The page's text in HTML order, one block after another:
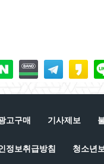
고구매 기사제보
정보취급방침 청소년